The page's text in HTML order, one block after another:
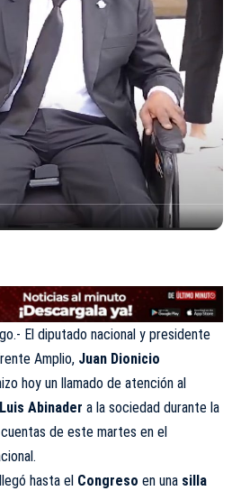
El diputado nacional y presidente
Amplio, Juan Dionicio
hoy un llamado de atención al
Abinader a la sociedad durante la
de este martes en el
hasta el Congreso en una silla